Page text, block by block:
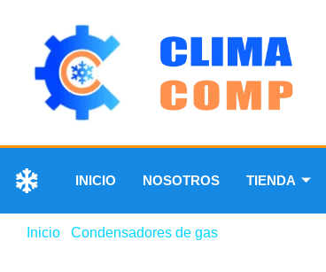
INICIO NOSOTROS TIENDA
Inicio Condensadores de gas